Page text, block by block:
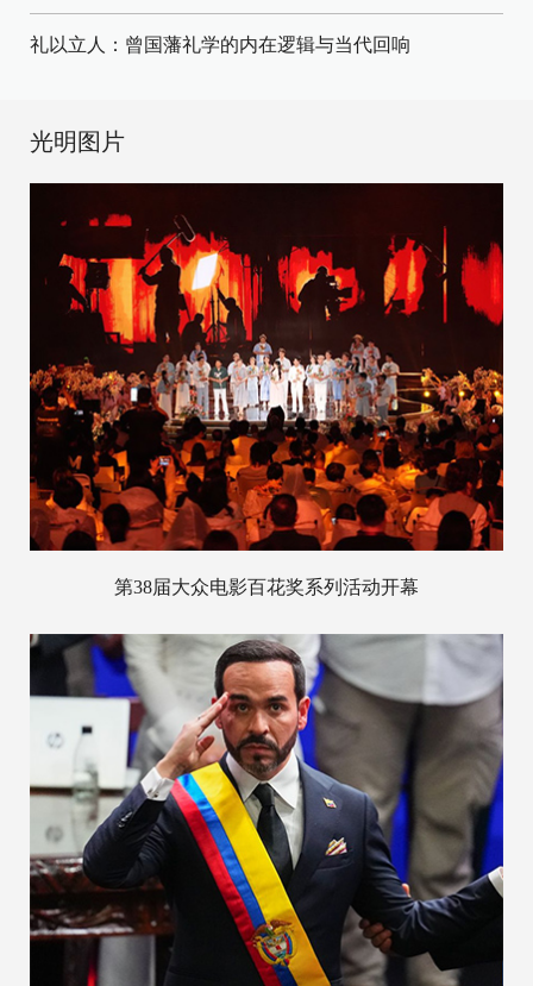
礼以立人：曾国藩礼学的内在逻辑与当代回响
光明图片
第38届大众电影百花奖系列活动开幕